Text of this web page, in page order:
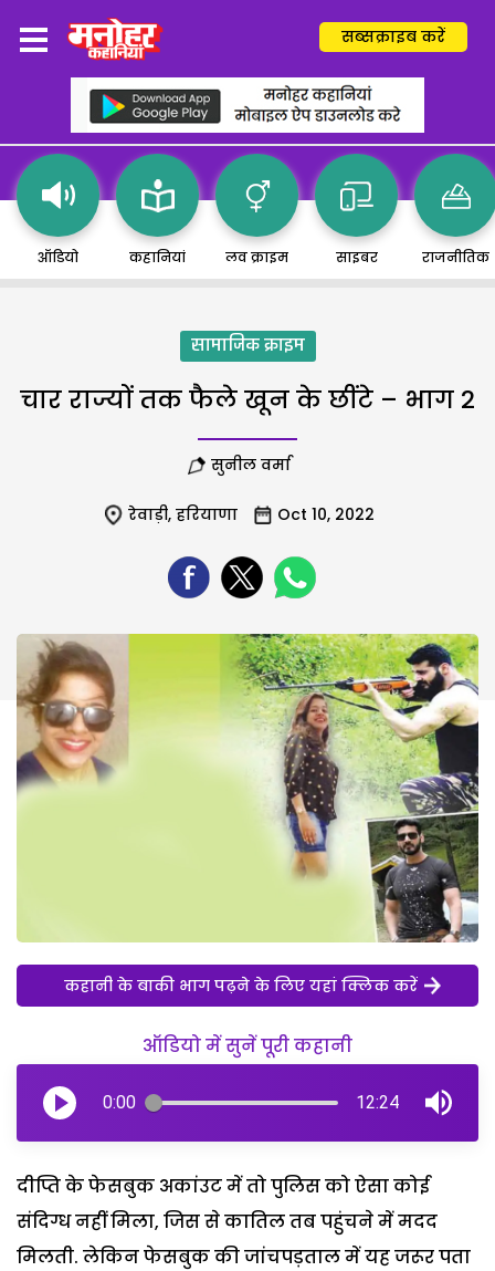
सब्सक्राइब करें
ऑडियो कहानियां लव क्राइम साइबर राजनीतिक
सामाजिक क्राइम
चार राज्यों तक फैले खून के छींटे – भाग 2
सुनील वर्मा
रेवाड़ी, हरियाणा Oct 10, 2022
कहानी के बाकी भाग पढ़ने के लिए यहां क्लिक करें
ऑडियो में सुनें पूरी कहानी
0:00 12:24
दीप्ति के फेसबुक अकांउट में तो पुलिस को ऐसा कोई
संदिग्ध नहीं मिला, जिस से कातिल तब पहुंचने में मदद
मिलती. लेकिन फेसबुक की जांचपड़ताल में यह जरूर पता